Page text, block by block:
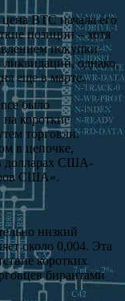
BTC начала его
позиции – хотя
покупки
однако,
еще в марте.
было
короткие
торговли.
в цепочке,
долларах США-
США».
низкий
около 0,004. Эта
коротких
бирантами